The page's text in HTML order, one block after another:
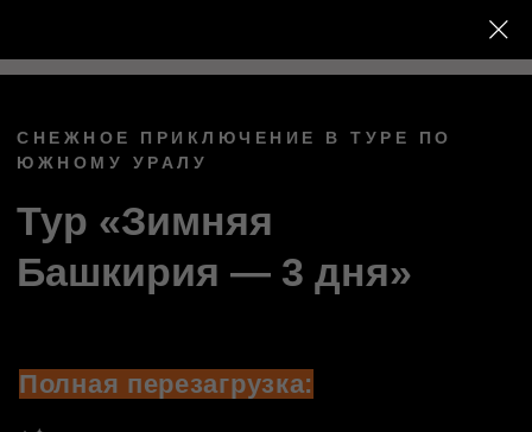
Тур «Зимняя
Полная перезагрузка: